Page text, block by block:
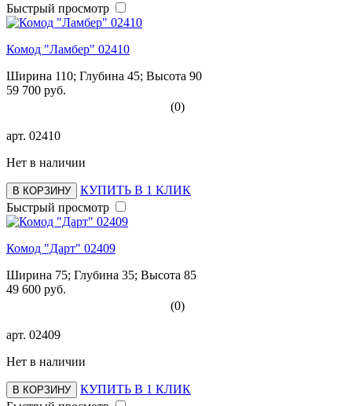
Быстрый просмотр
Комод "Ламбер" 02410
Ширина 110; Глубина 45; Высота 90
59 700 руб.
(0)
арт. 02410
Нет в наличии
В КОРЗИНУ
КУПИТЬ В 1 КЛИК
Быстрый просмотр
Комод "Дарт" 02409
Ширина 75; Глубина 35; Высота 85
49 600 руб.
(0)
арт. 02409
Нет в наличии
В КОРЗИНУ
КУПИТЬ В 1 КЛИК